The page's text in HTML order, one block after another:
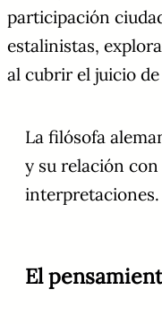
participación
estalinistas,
al cubrir el juicio
La filósofa
y su relación
interpretaciones.
El